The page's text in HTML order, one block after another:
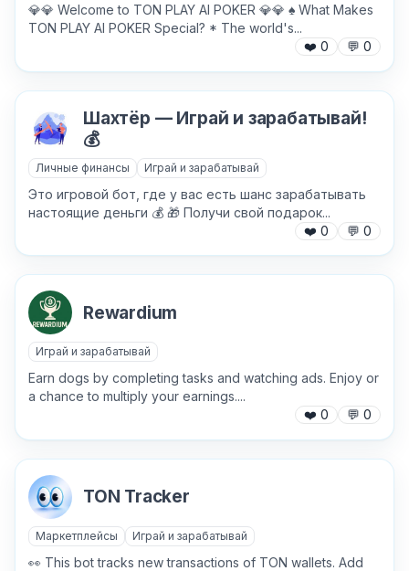
Текст обращения (необязательно)
Хочу получить ответ на email
💎💎 Welcome to TON PLAY AI POKER 💎💎 ♠️ What Makes
TON PLAY AI POKER Special? * The world's...
❤️ 0 💬 0
Шахтёр — Играй и зарабатывай!
💰
Личные финансы Играй и зарабатывай
Это игровой бот, где у вас есть шанс зарабатывать
настоящие деньги 💰 🎁 Получи свой подарок...
❤️ 0 💬 0
Rewardium
Играй и зарабатывай
Earn dogs by completing tasks and watching ads. Enjoy or
a chance to multiply your earnings....
❤️ 0 💬 0
TON Tracker
Маркетплейсы Играй и зарабатывай
👀 This bot tracks new transactions of TON wallets. Add